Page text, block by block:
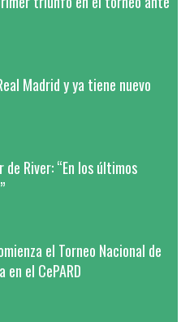
Madrid y ya tiene nuevo
River: “En los últimos
el Torneo Nacional de
el CePARD